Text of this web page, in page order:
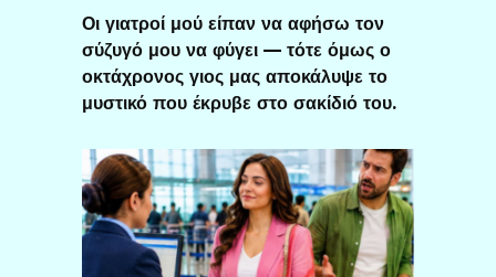
Οι γιατροί μού είπαν να αφήσω τον
σύζυγό μου να φύγει — τότε όμως ο
οκτάχρονος γιος μας αποκάλυψε το
μυστικό που έκρυβε στο σακίδιό του.